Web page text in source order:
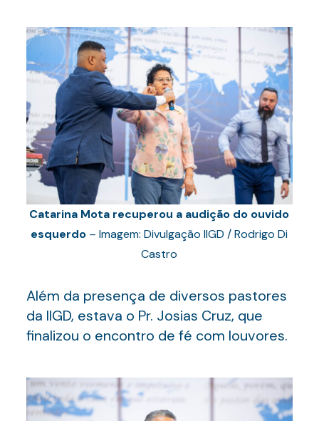
Catarina Mota recuperou a audição do ouvido
esquerdo – Imagem: Divulgação IIGD / Rodrigo Di
Castro
Além da presença de diversos pastores
da IIGD, estava o Pr. Josias Cruz, que
finalizou o encontro de fé com louvores.